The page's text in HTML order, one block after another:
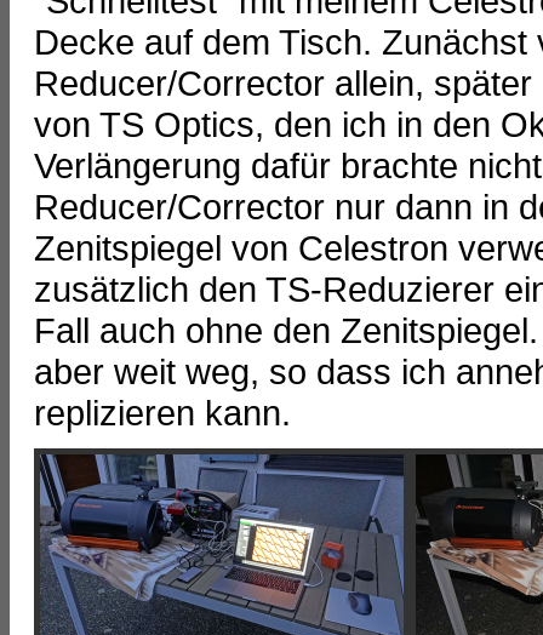
Decke auf dem Tisch.
Reducer/Corrector allein,
von TS Optics, den ich in den
Verlängerung dafür brachte
Reducer/Corrector nur dann in
Zenitspiegel von Celestron
zusätzlich den TS-Reduzierer
Fall auch ohne den
aber weit weg, so dass ich
replizieren kann.